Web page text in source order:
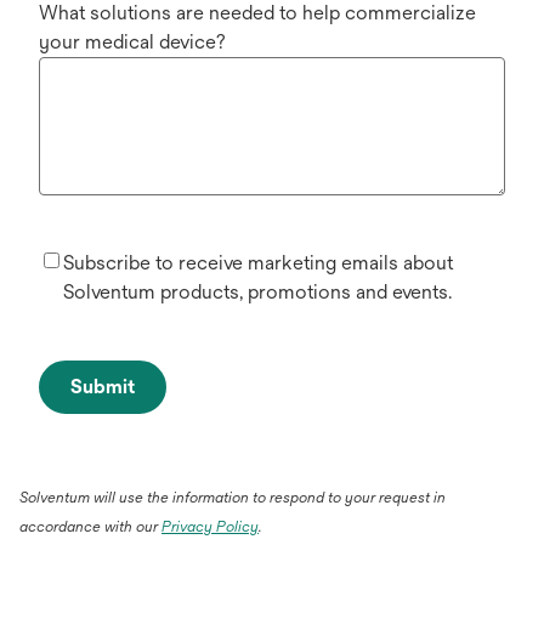
What solutions are needed to help commercialize
your medical device?
Subscribe to receive marketing emails about
Solventum products, promotions and events.
Submit
Solventum will use the information to respond to your request in
accordance with ourPrivacy Policy.